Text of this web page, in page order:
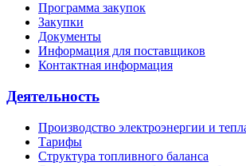
Программа закупок
Закупки
Документы
Информация для поставщиков
Контактная информация
Деятельность
Производство электроэнергии и
Тарифы
Структура топливного баланса